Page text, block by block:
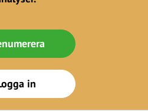
in